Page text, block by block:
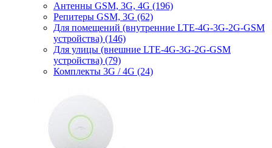
Антенны GSM, 3G, 4G (196)
Репитеры GSM, 3G (62)
Для помещений (внутренние LTE-4G-3G-2G-GSM
устройства) (146)
Для улицы (внешние LTE-4G-3G-2G-GSM
устройства) (79)
Комплекты 3G / 4G (24)